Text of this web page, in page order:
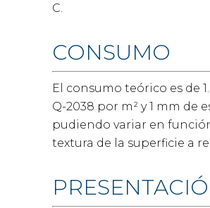
C.
CONSUMO
El consumo teórico es de
Q-2038 por m² y 1 mm de
pudiendo variar en
textura de la superficie a